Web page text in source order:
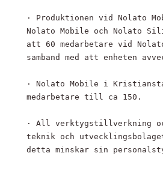
· Produktionen vid Nolato
Nolato Mobile och Nolato
att 60 medarbetare vid
samband med att enheten
· Nolato Mobile i
medarbetare till ca 150.
· All verktygstillverkning
teknik och
detta minskar sin